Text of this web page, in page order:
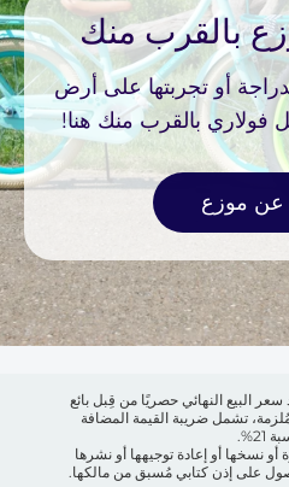
بالقرب منك
أو تجربتها على أرض
فولاري بالقرب منك هنا!
عن موزع
البيع النهائي حصريًا من قِبل بائع
تشمل ضريبة القيمة المضافة
21%.
أو نسخها أو إعادة توجيهها أو نشرها
على إذن كتابي مُسبق من مالكها.